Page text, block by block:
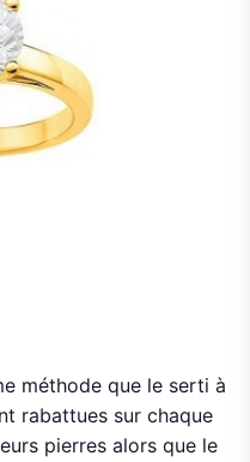
méthode que le serti à
rabattues sur chaque
pierres alors que le